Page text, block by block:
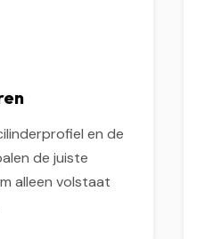
en de
de juiste
alleen volstaat